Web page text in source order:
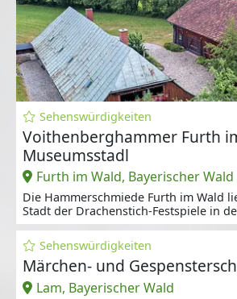
Sehenswürdigkeiten
Voithenberghammer Furth
Museumsstadl
Furth im Wald, Bayerischer Wald
Die Hammerschmiede Furth im Wald
Stadt der Drachenstich-Festspiele in
Sehenswürdigkeiten
Märchen- und
Lam, Bayerischer Wald